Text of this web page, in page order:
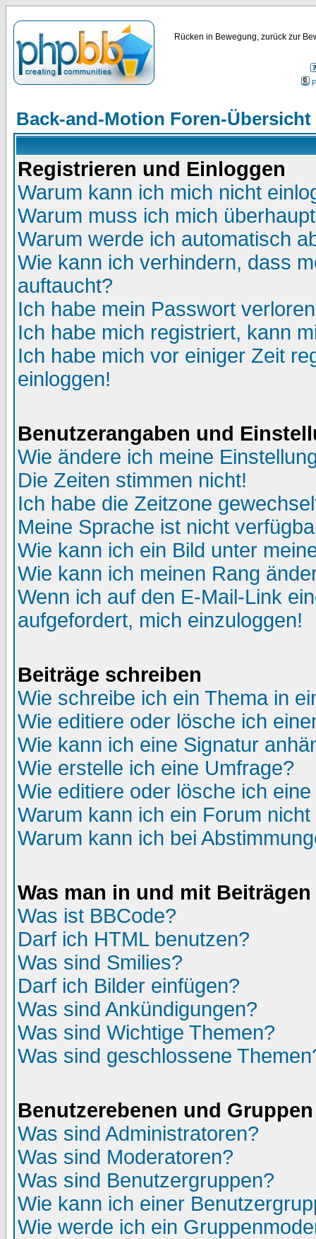
Rücken in Bewegung, zurück zur
Back-and-Motion Foren-Übersicht
Registrieren und Einloggen
Warum kann ich mich nicht
Warum muss ich mich
Warum werde ich automatisch
Wie kann ich verhindern, dass
auftaucht?
Ich habe mein Passwort
Ich habe mich registriert, kann
Ich habe mich vor einiger Zeit
einloggen!
Benutzerangaben und
Wie ändere ich meine
Die Zeiten stimmen nicht!
Ich habe die Zeitzone
Meine Sprache ist nicht
Wie kann ich ein Bild unter
Wie kann ich meinen Rang
Wenn ich auf den E-Mail-Link
aufgefordert, mich einzuloggen!
Beiträge schreiben
Wie schreibe ich ein Thema in
Wie editiere oder lösche ich
Wie kann ich eine Signatur
Wie erstelle ich eine Umfrage?
Wie editiere oder lösche ich
Warum kann ich ein Forum
Warum kann ich bei
Was man in und mit
Was ist BBCode?
Darf ich HTML benutzen?
Was sind Smilies?
Darf ich Bilder einfügen?
Was sind Ankündigungen?
Was sind Wichtige Themen?
Was sind geschlossene
Benutzerebenen und Gruppen
Was sind Administratoren?
Was sind Moderatoren?
Was sind Benutzergruppen?
Wie kann ich einer
Wie werde ich ein